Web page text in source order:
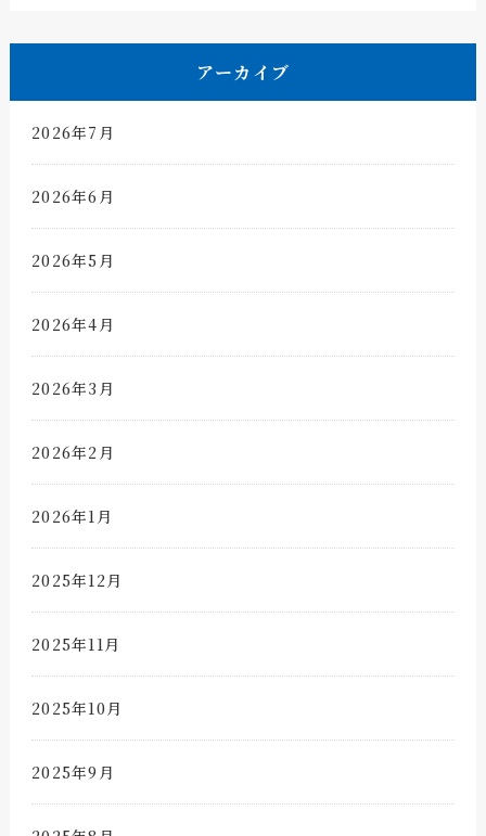
アーカイブ
2026年7月
2026年6月
2026年5月
2026年4月
2026年3月
2026年2月
2026年1月
2025年12月
2025年11月
2025年10月
2025年9月